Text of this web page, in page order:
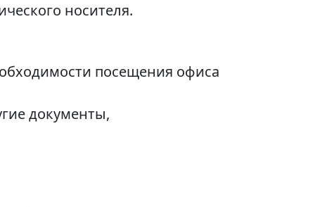
носителя.
посещения офиса
документы,